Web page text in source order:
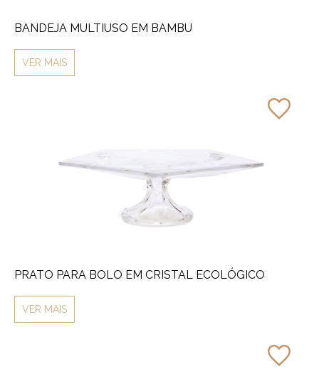
BANDEJA MULTIUSO EM BAMBU
VER MAIS
PRATO PARA BOLO EM CRISTAL ECOLÓGICO
VER MAIS